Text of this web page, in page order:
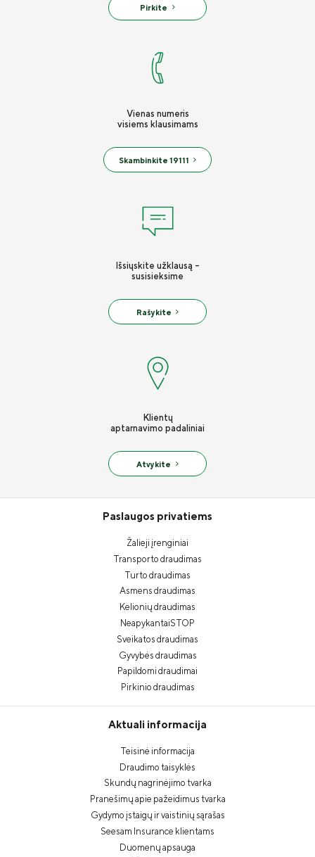
Apie mus
Finansinė informacija
Draudimo tarpininkų sąrašas
Karjera
Pirkite
Vienas numeris
visiems klausimams
Skambinkite 19111
Išsiųskite užklausą -
susisieksime
Rašykite
Klientų
aptarnavimo padaliniai
Atvykite
Paslaugos privatiems
Žalieji įrenginiai
Transporto draudimas
Turto draudimas
Asmens draudimas
Kelionių draudimas
NeapykantaiSTOP
Sveikatos draudimas
Gyvybės draudimas
Papildomi draudimai
Pirkinio draudimas
Aktuali informacija
Teisinė informacija
Draudimo taisyklės
Skundų nagrinėjimo tvarka
Pranešimų apie pažeidimus tvarka
Gydymo įstaigų ir vaistinių sąrašas
Seesam Insurance klientams
Duomenų apsauga